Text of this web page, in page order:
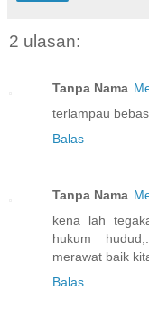
2 ulasan:
Tanpa Nama
terlampau
Balas
Tanpa Nama
kena lah
hukum
merawat baik
Balas